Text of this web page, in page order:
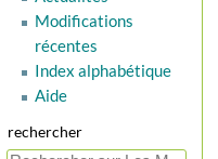
Modifications
récentes
Index alphabétique
Aide
rechercher